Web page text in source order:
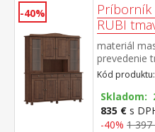
-40%
Príborník
RUBI
materiál
prevedenie
plné dvere,
v hornej
Kód
Skladom:
835 € s
-40% 1